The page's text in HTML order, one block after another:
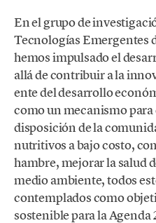
En el grupo de
Tecnologías Emergentes
hemos impulsado el
allá de contribuir a la
ente del desarrollo
como un mecanismo para
disposición de la
nutritivos a bajo costo,
hambre, mejorar la salud
medio ambiente, todos
contemplados como
sostenible para la